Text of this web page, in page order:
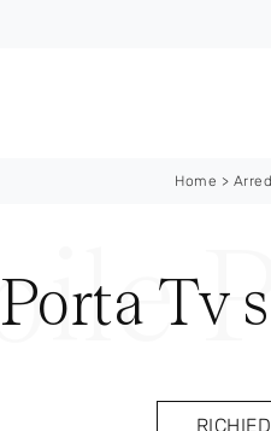
Home >
Tv